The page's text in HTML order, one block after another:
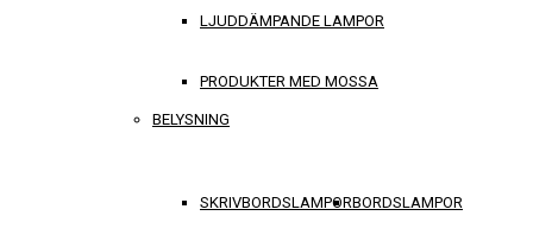
LJUDDÄMPANDE LAMPOR
PRODUKTER MED MOSSA
BELYSNING
SKRIVBORDSLAMPORBORDSLAMPOR